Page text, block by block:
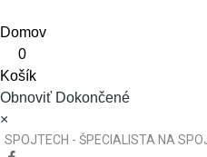
Domov
0
Košík
Obnoviť Dokončené
×
SPOJTECH - ŠPECIALISTA NA